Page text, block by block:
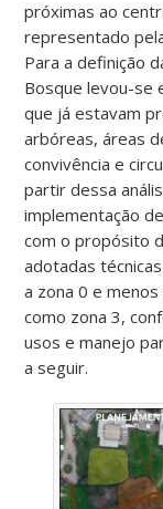
próximas ao
representado
Para a definição
Bosque levou-se
que já estavam
arbóreas, áreas
convivência e
partir dessa
implementação
com o propósito
adotadas
a zona 0 e
como zona 3,
usos e manejo
a seguir.